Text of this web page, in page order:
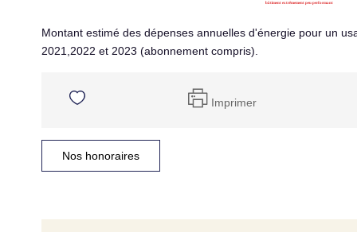
Montant estimé des dépenses annuelles d'énergie pour un
2021,2022 et 2023 (abonnement compris).
Imprimer
Nos honoraires